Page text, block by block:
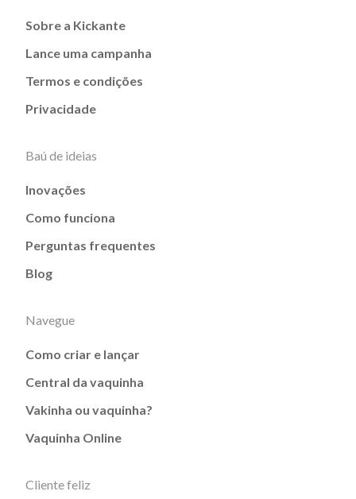
Sobre a Kickante
Lance uma campanha
Termos e condições
Privacidade
Baú de ideias
Inovações
Como funciona
Perguntas frequentes
Blog
Navegue
Como criar e lançar
Central da vaquinha
Vakinha ou vaquinha?
Vaquinha Online
Cliente feliz